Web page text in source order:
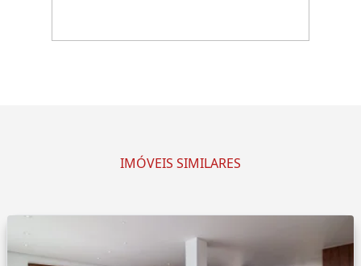
IMÓVEIS SIMILARES